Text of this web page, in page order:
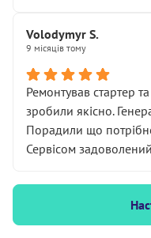
Volodymyr S.
9 місяців тому
Ремонтував стартер
зробили якісно.
Порадили що
Сервісом